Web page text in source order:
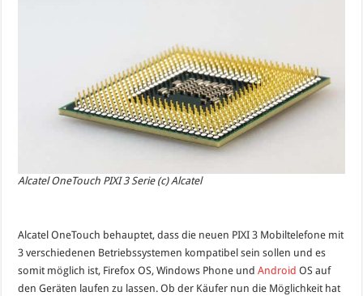
Alcatel OneTouch PIXI 3 Serie (c) Alcatel
Alcatel OneTouch behauptet, dass die neuen PIXI 3 Mobiltelefone mit
3 verschiedenen Betriebssystemen kompatibel sein sollen und es
somit möglich ist, Firefox OS, Windows Phone undAndroid OS auf
den Geräten laufen zu lassen. Ob der Käufer nun die Möglichkeit hat